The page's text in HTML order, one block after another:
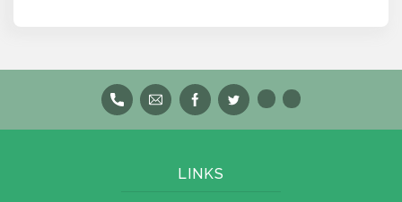
LINKS